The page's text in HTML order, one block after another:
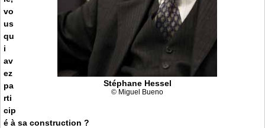
Stéphane Hessel
© Miguel Bueno
vo
us
qu
i
av
ez
pa
rti
cip
é à sa construction ?